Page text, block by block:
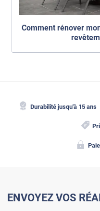
Comment rénover
Durabilité jusqu'à 15 ans
ENVOYEZ VOS